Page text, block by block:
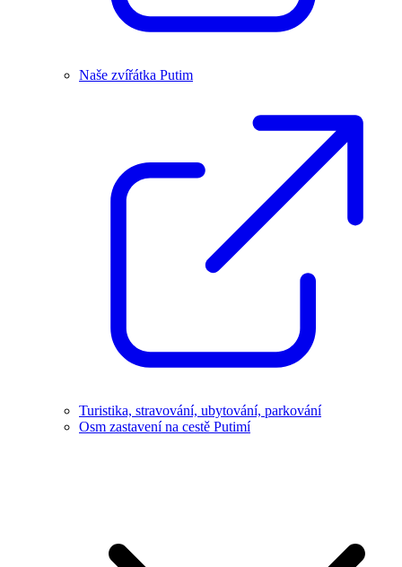
Naše zvířátka Putim
Turistika, stravování, ubytování, parkování
Osm zastavení na cestě Putimí